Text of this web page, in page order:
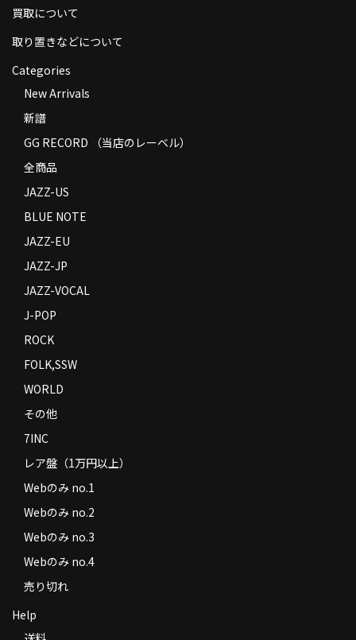
返品
コンディション
Privacy Policy
特定商取引法に基づく表示
Contact
買取について
取り置きなどについて
Categories
New Arrivals
新譜
GG RECORD （当店のレーベル）
全商品
JAZZ-US
BLUE NOTE
JAZZ-EU
JAZZ-JP
JAZZ-VOCAL
J-POP
ROCK
FOLK,SSW
WORLD
その他
7INC
レア盤（1万円以上）
Webのみ no.1
Webのみ no.2
Webのみ no.3
Webのみ no.4
売り切れ
Help